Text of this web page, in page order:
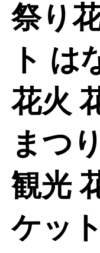
祭り
ト
花火
まつ
観光
ケッ